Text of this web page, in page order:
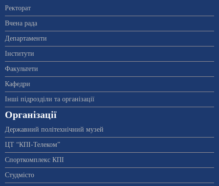
Ректорат
Вчена рада
Департаменти
Інститути
Факультети
Кафедри
Інші підрозділи та організації
Організації
Державний політехнічний музей
ЦТ “КПІ-Телеком”
Спорткомплекс КПІ
Студмісто